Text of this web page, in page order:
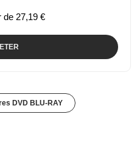
de 27,19 €
DVD BLU-RAY